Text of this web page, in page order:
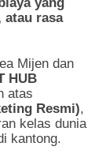
atau rasa
Mijen dan
HUB
atas
Resmi),
kelas dunia
kantong.